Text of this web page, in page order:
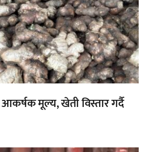
मूल्य, खेती विस्तार गर्दै